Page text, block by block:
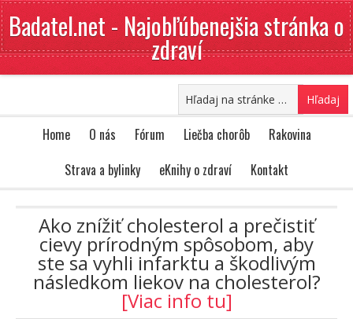
Badatel.net - Najobľúbenejšia stránka o
zdraví
Home O nás Fórum Liečba chorôb
Rakovina
Strava a bylinky
eKnihy o zdraví Kontakt
Ako znížiť cholesterol a prečistiť
cievy prírodným spôsobom, aby
ste sa vyhli infarktu a škodlivým
následkom liekov na cholesterol?
[Viac info tu]